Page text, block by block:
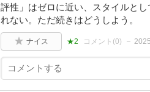
評性」はゼロに近い、スタイルと
れない。ただ続きはどうしよう。
ナイス ★2 コメント(0)